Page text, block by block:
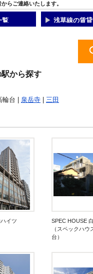
らご連絡いたします。
覧 浅草線の賃
から探す
輪台 | 泉岳寺 三田
イツ
SPEC HOUSE
（スペックハウ
台）